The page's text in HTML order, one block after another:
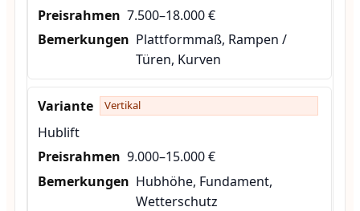
7.500–18.000 €
Plattformmaß, Rampen /
Türen, Kurven
Vertikal
Hublift
9.000–15.000 €
Hubhöhe, Fundament,
Wetterschutz